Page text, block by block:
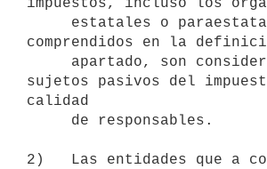
comprendidos en la
sujetos pasivos del
calidad
2)   Las entidades que a